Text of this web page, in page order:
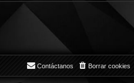
Borrar cookies
Contáctanos